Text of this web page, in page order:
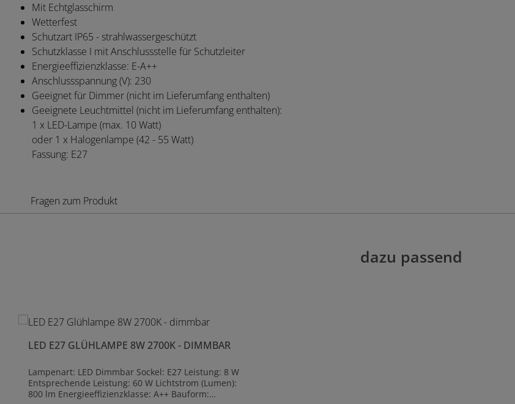
Mit Echtglasschirm
Wetterfest
Schutzart IP65 - strahlwassergeschützt
Schutzklasse I mit Anschlussstelle für Schutzleiter
Energieeffizienzklasse: E-A++
Anschlussspannung (V): 230
Geeignet für Dimmer (nicht im Lieferumfang enthalten)
Geeignete Leuchtmittel (nicht im Lieferumfang enthalten):
1 x LED-Lampe (max. 10 Watt)
oder 1 x Halogenlampe (42 - 55 Watt)
Fassung: E27
Fragen zum Produkt
dazu passend
LED E27 GLÜHLAMPE 8W 2700K - DIMMBAR
Lampenart: LED Dimmbar Sockel: E27 Leistung: 8 W
Entsprechende Leistung: 60 W Lichtstrom (Lumen):
800 lm Energieeffizienzklasse: A++ Bauform: